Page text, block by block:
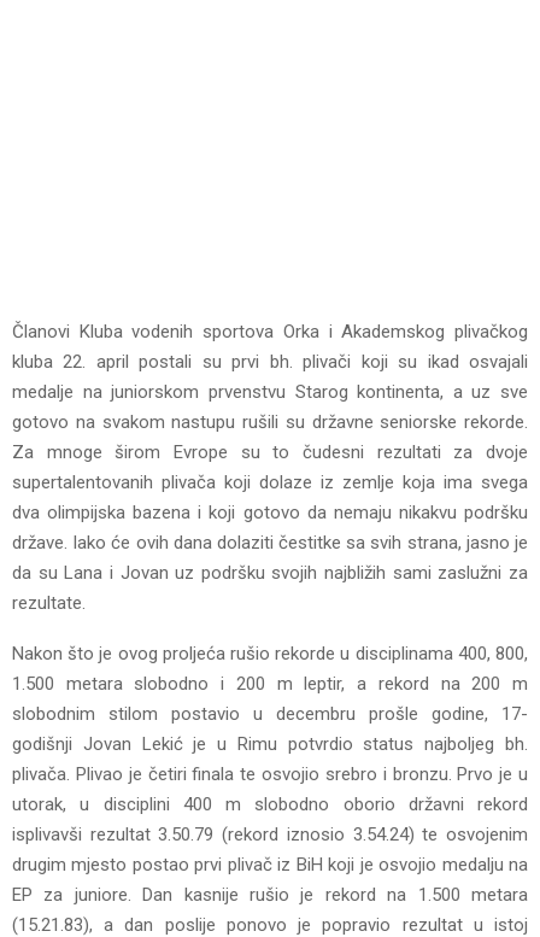
Članovi Kluba vodenih sportova Orka i Akademskog plivačkog
kluba 22. april postali su prvi bh. plivači koji su ikad osvajali
medalje na juniorskom prvenstvu Starog kontinenta, a uz sve
gotovo na svakom nastupu rušili su državne seniorske rekorde.
Za mnoge širom Evrope su to čudesni rezultati za dvoje
supertalentovanih plivača koji dolaze iz zemlje koja ima svega
dva olimpijska bazena i koji gotovo da nemaju nikakvu podršku
države. Iako će ovih dana dolaziti čestitke sa svih strana, jasno je
da su Lana i Jovan uz podršku svojih najbližih sami zaslužni za
rezultate.
Nakon što je ovog proljeća rušio rekorde u disciplinama 400, 800,
1.500 metara slobodno i 200 m leptir, a rekord na 200 m
slobodnim stilom postavio u decembru prošle godine, 17-
godišnji Jovan Lekić je u Rimu potvrdio status najboljeg bh.
plivača. Plivao je četiri finala te osvojio srebro i bronzu. Prvo je u
utorak, u disciplini 400 m slobodno oborio državni rekord
isplivavši rezultat 3.50.79 (rekord iznosio 3.54.24) te osvojenim
drugim mjesto postao prvi plivač iz BiH koji je osvojio medalju na
EP za juniore. Dan kasnije rušio je rekord na 1.500 metara
(15.21.83), a dan poslije ponovo je popravio rezultat u istoj